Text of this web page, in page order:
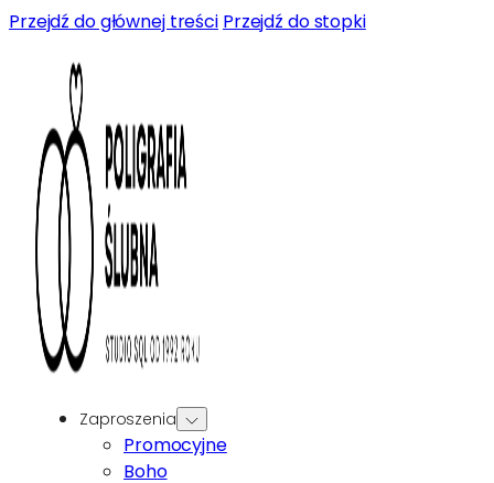
Przejdź do głównej treści Przejdź do stopki
Zaproszenia
Promocyjne
Boho